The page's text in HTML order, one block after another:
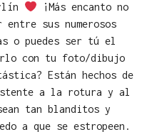
¡Más encanto no
sus numerosos
o puedes ser tú el
con tu foto/dibujo
Están hechos de
a la rotura y al
tan blanditos y
a que se estropeen.